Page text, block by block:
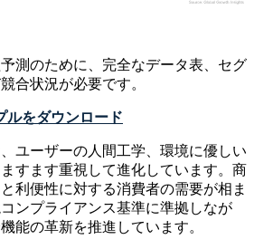
測のために、 完全なデータ表、セグ
合状況が必要です。
ルをダウンロード
ユーザーの人間工学、環境に優しい
すます重視して進化しています。商
利便性に対する消費者の需要が相ま
ンプライアンス基準に準拠しなが
能の革新を推進しています。